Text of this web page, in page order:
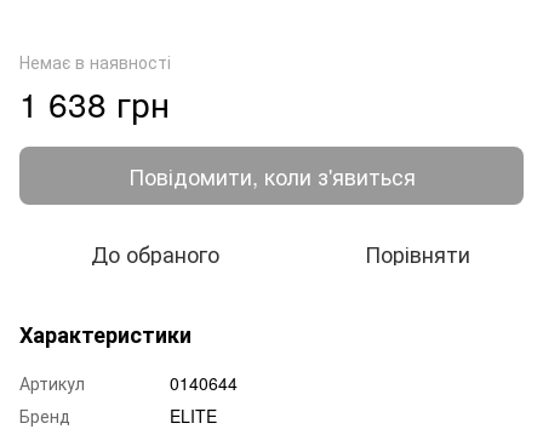
Немає в наявності
1 638 грн
Повідомити, коли з'явиться
До обраного Порівняти
Характеристики
Артикул
0140644
Бренд
ELITE